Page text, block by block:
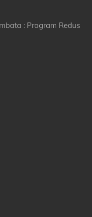
: Program Redus